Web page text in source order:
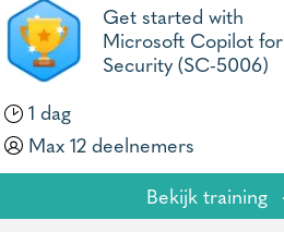
Get started with
Microsoft Copilot for
Security (SC-5006)
1 dag
Max 12 deelnemers
Bekijk training